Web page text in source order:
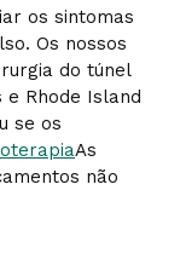
os sintomas
Os nossos
do túnel
e Rhode Island
se os
As
não